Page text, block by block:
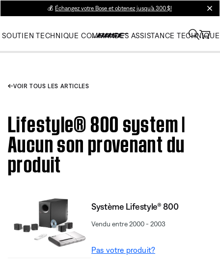
💰 Échangez votre Bose et obtenez jusqu’à 300 $!
SOUTIEN TECHNIQUE COMMANDES ASSISTANCE TECHNIQUE
VOIR TOUS LES ARTICLES
Lifestyle® 800 system |
Aucun son provenant du
produit
Système Lifestyle® 800
Vendu entre 2000 - 2003
Pas votre produit?